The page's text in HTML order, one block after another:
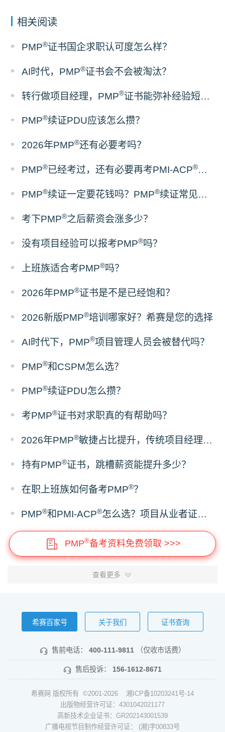
相关阅读
PMP®证书国企求职认可度怎么样？
AI时代，PMP®证书会不会被淘汰？
转行做项目经理，PMP®证书能弥补经验短板吗？
PMP®续证PDU应该怎么攒？
2026年PMP®还有必要考吗？
PMP®已经考过，还有必要再考PMI-ACP®吗？
PMP®续证一定要花钱吗？PMP®续证常见误区梳理
考下PMP®之后薪资会涨多少？
没有项目经验可以报考PMP®吗？
上班族适合考PMP®吗？
2026年PMP®证书是不是已经饱和？
2026新版PMP®培训哪家好？希赛是您的选择
AI时代下，PMP®项目管理人员会被替代吗？
PMP®和CSPM怎么选？
PMP®续证PDU怎么攒？
考PMP®证书对求职真的有帮助吗？
2026年PMP®敏捷占比提升，传统项目经理该如何备考？
持有PMP®证书，跳槽薪资能提升多少？
在职上班族如何备考PMP®？
PMP®和PMI-ACP®怎么选？项目从业者证书报考建议
PMP®备考资料免费领取 >>>
查看更多
希赛百家号 关于我们 证书查询
售前电话： 400-111-9811 （仅收市话费）
售后投诉： 156-1612-8671
希赛网 版权所有 ©2001-2026 湘ICP备10203241号-14
出版物经营许可证：4301042021177
高新技术企业证书：GR202143001539
广播电视节目制作经营许可证： (湘)字00833号